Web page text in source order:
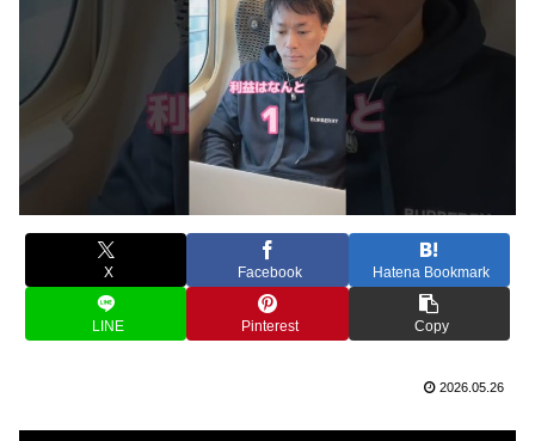
X Facebook Hatena Bookmark
LINE Pinterest Copy
2026.05.26